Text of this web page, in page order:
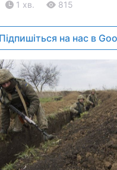
1 хв. 815
Підпишіться на нас в